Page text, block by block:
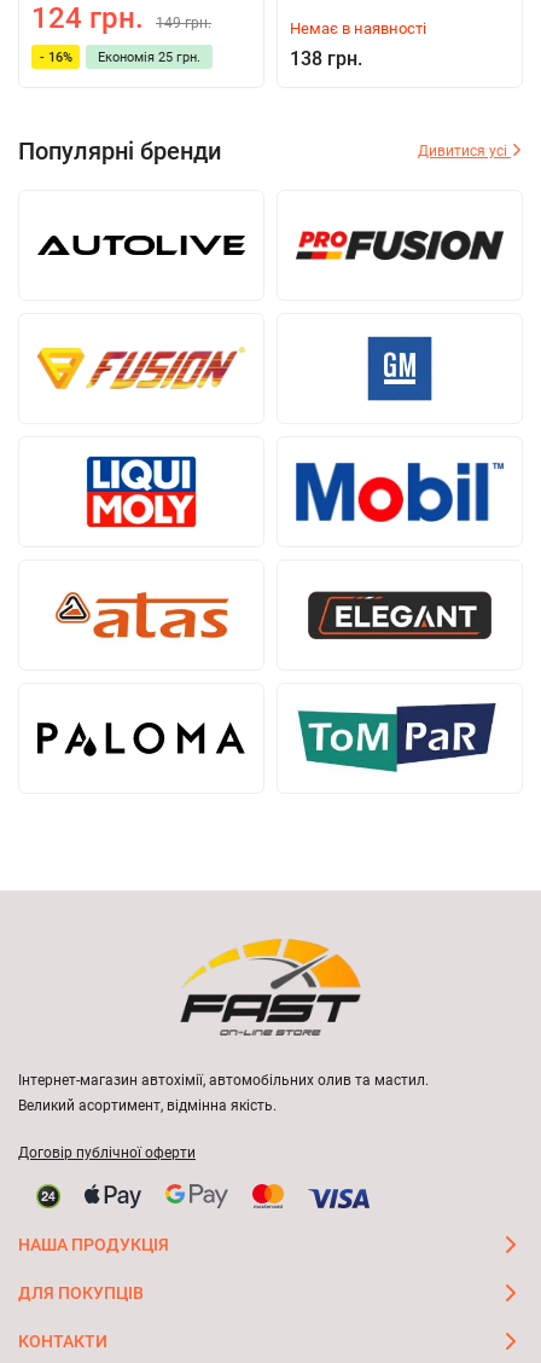
124 грн. 149 грн.
- 16% Економія 25 грн.
Немає в наявності
138 грн.
Популярні бренди Дивитися усі
Інтернет-магазин автохімії, автомобільних олив та мастил.
Великий асортимент, відмінна якість.
Договір публічної оферти
НАША ПРОДУКЦІЯ
ДЛЯ ПОКУПЦІВ
КОНТАКТИ